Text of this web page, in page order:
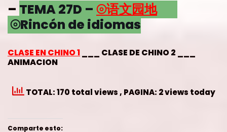
– TEMA 27D – ⦾语文园地
⦾Rincón de idiomas
CLASE EN CHINO 1 ___ CLASE DE CHINO 2 ___
ANIMACION
TOTAL: 170 total views , PAGINA: 2 views today
Comparte esto: